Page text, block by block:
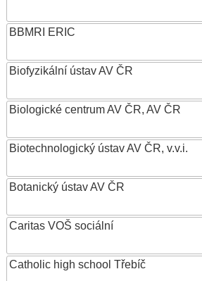
BBMRI ERIC
Biofyzikální ústav AV ČR
Biologické centrum AV ČR, AV ČR
Biotechnologický ústav AV ČR, v.v.i.
Botanický ústav AV ČR
Caritas VOŠ sociální
Catholic high school Třebíč